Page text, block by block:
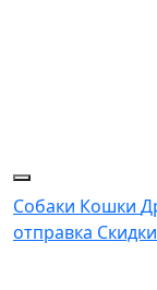
Собаки Кошки
отправка